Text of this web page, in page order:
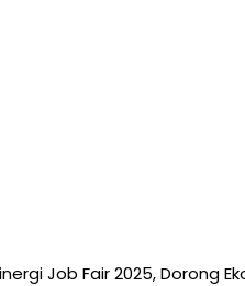
Job Fair 2025, Dorong